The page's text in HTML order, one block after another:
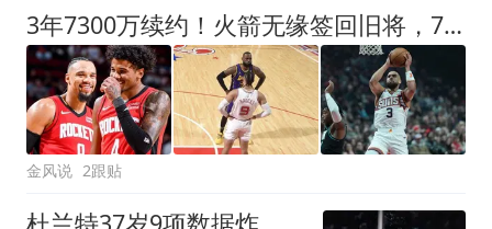
3年7300万续约！火箭无缘签回旧将，7换1交易，斯通亲手送走明星
金风说 2跟贴